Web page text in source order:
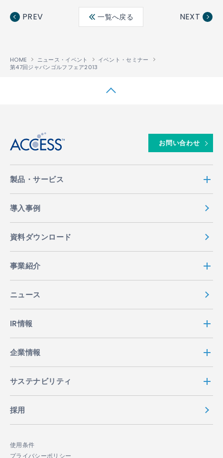
ebo ter
edin
PREV 一覧へ戻る NEXT
HOME ニュース・イベント
イベント・セミナー
第47回ジャパンゴルフフェア2013
お問い合わせ
製品・サービス
導入事例
資料ダウンロード
事業紹介
ニュース
IR情報
企業情報
サステナビリティ
採用
使用条件
プライバシーポリシー